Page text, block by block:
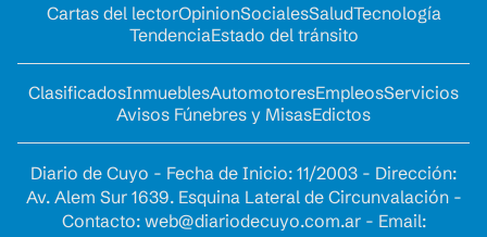
Cartas del lectorOpinionSocialesSaludTecnología
TendenciaEstado del tránsito
ClasificadosInmueblesAutomotoresEmpleosServicios
Avisos Fúnebres y MisasEdictos
Diario de Cuyo - Fecha de Inicio: 11/2003 - Dirección:
Av. Alem Sur 1639. Esquina Lateral de Circunvalación -
Contacto: web@diariodecuyo.com.ar- Email: